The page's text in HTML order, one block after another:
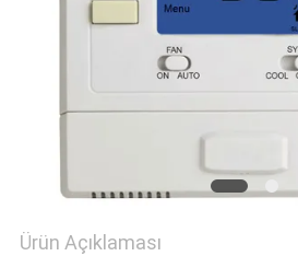
Ürün Açıklaması